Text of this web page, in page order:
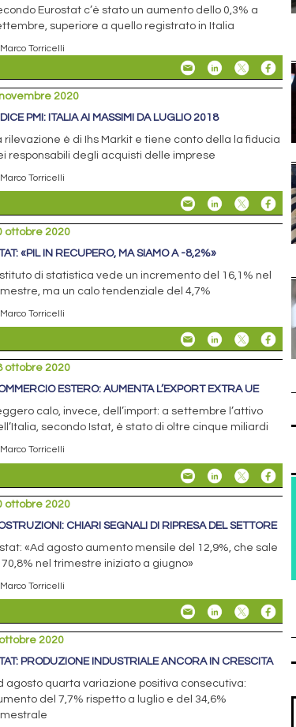
Eurostat c’è stato un aumento dello 0,3% a
superiore a quello registrato in Italia
Torricelli
2020
PMI: ITALIA AI MASSIMI DA LUGLIO 2018
rilevazione è di Ihs Markit e tiene conto della la fiducia
responsabili degli acquisti delle imprese
Torricelli
ottobre 2020
«PIL IN RECUPERO, MA SIAMO A -8,2%»
di statistica vede un incremento del 16,1% nel
ma un calo tendenziale del 4,7%
Torricelli
ottobre 2020
ESTERO: AUMENTA L’EXPORT EXTRA UE
calo, invece, dell’import: a settembre l’attivo
secondo Istat, è stato di oltre cinque miliardi
Torricelli
ottobre 2020
CHIARI SEGNALI DI RIPRESA DEL SETTORE
«Ad agosto aumento mensile del 12,9%, che sale
70,8% nel trimestre iniziato a giugno»
Torricelli
2020
PRODUZIONE INDUSTRIALE ANCORA IN CRESCITA
agosto quarta variazione positiva consecutiva:
del 7,7% rispetto a luglio e del 34,6%